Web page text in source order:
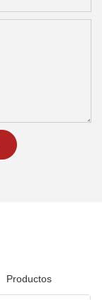
Productos